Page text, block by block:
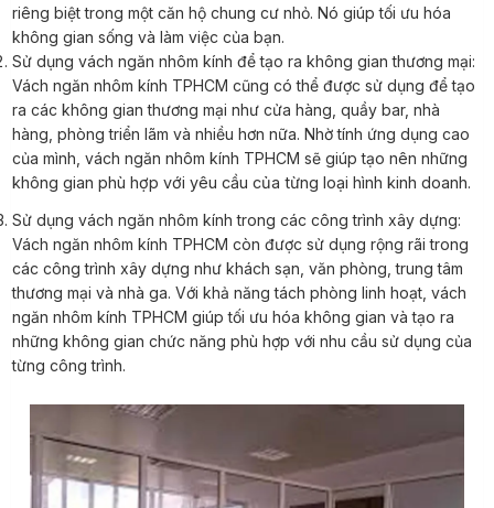
riêng biệt trong một căn hộ chung cư nhỏ. Nó giúp tối ưu hóa
không gian sống và làm việc của bạn.
Sử dụng vách ngăn nhôm kính để tạo ra không gian thương mại:
Vách ngăn nhôm kính TPHCM cũng có thể được sử dụng để tạo
ra các không gian thương mại như cửa hàng, quầy bar, nhà
hàng, phòng triển lãm và nhiều hơn nữa. Nhờ tính ứng dụng cao
của mình, vách ngăn nhôm kính TPHCM sẽ giúp tạo nên những
không gian phù hợp với yêu cầu của từng loại hình kinh doanh.
Sử dụng vách ngăn nhôm kính trong các công trình xây dựng:
Vách ngăn nhôm kính TPHCM còn được sử dụng rộng rãi trong
các công trình xây dựng như khách sạn, văn phòng, trung tâm
thương mại và nhà ga. Với khả năng tách phòng linh hoạt, vách
ngăn nhôm kính TPHCM giúp tối ưu hóa không gian và tạo ra
những không gian chức năng phù hợp với nhu cầu sử dụng của
từng công trình.